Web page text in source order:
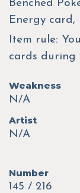
Benched
Energy
Item rule:
cards during
Weakness
N/A
Artist
N/A
Number
145 / 216